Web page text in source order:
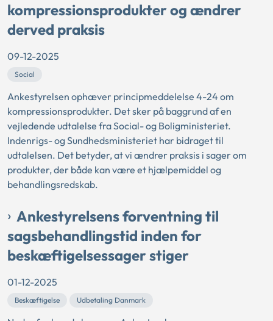
kompressionsprodukter og ændrer
derved praksis
09-12-2025
Social
Ankestyrelsen ophæver principmeddelelse 4-24 om
kompressionsprodukter. Det sker på baggrund af en
vejledende udtalelse fra Social- og Boligministeriet.
Indenrigs- og Sundhedsministeriet har bidraget til
udtalelsen. Det betyder, at vi ændrer praksis i sager om
produkter, der både kan være et hjælpemiddel og
behandlingsredskab.
Ankestyrelsens forventning til
sagsbehandlingstid inden for
beskæftigelsessager stiger
01-12-2025
Beskæftigelse Udbetaling Danmark